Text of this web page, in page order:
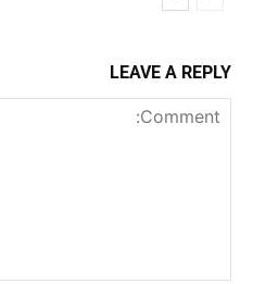
LEAVE A REPLY